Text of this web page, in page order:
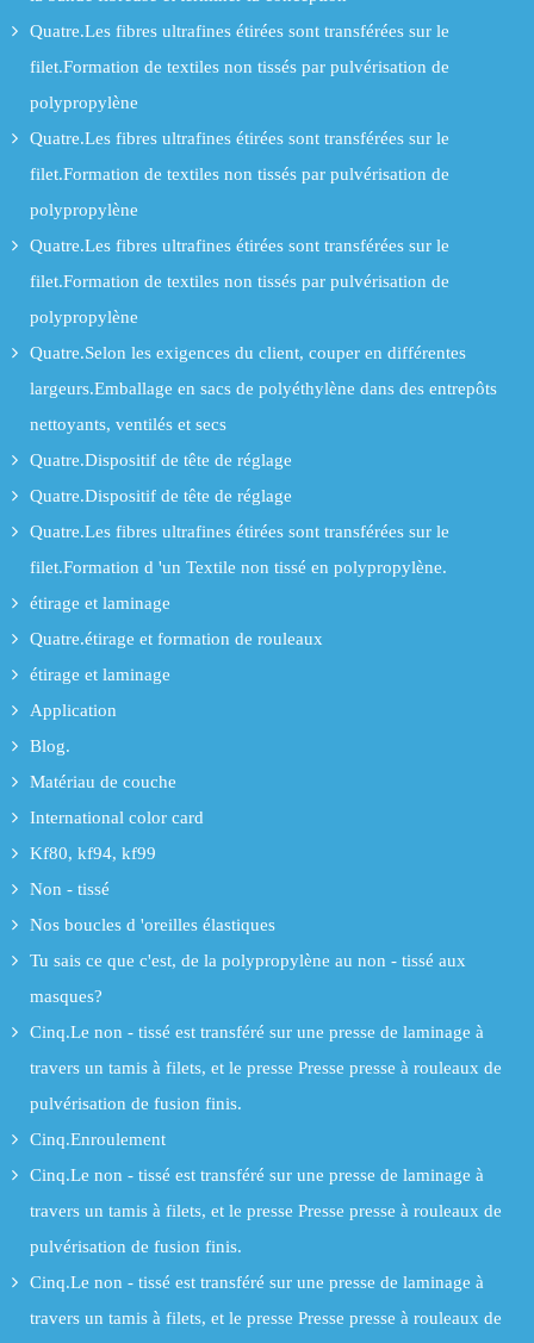
Quatre.Les fibres ultrafines étirées sont transférées sur le
filet.Formation de textiles non tissés par pulvérisation de
polypropylène
Quatre.Les fibres ultrafines étirées sont transférées sur le
filet.Formation de textiles non tissés par pulvérisation de
polypropylène
Quatre.Les fibres ultrafines étirées sont transférées sur le
filet.Formation de textiles non tissés par pulvérisation de
polypropylène
Quatre.Selon les exigences du client, couper en différentes
largeurs.Emballage en sacs de polyéthylène dans des entrepôts
nettoyants, ventilés et secs
Quatre.Dispositif de tête de réglage
Quatre.Dispositif de tête de réglage
Quatre.Les fibres ultrafines étirées sont transférées sur le
filet.Formation d 'un Textile non tissé en polypropylène.
étirage et laminage
Quatre.étirage et formation de rouleaux
étirage et laminage
Application
Blog.
Matériau de couche
International color card
Kf80, kf94, kf99
Non - tissé
Nos boucles d 'oreilles élastiques
Tu sais ce que c'est, de la polypropylène au non - tissé aux
masques?
Cinq.Le non - tissé est transféré sur une presse de laminage à
travers un tamis à filets, et le presse Presse presse à rouleaux de
pulvérisation de fusion finis.
Cinq.Enroulement
Cinq.Le non - tissé est transféré sur une presse de laminage à
travers un tamis à filets, et le presse Presse presse à rouleaux de
pulvérisation de fusion finis.
Cinq.Le non - tissé est transféré sur une presse de laminage à
travers un tamis à filets, et le presse Presse presse à rouleaux de